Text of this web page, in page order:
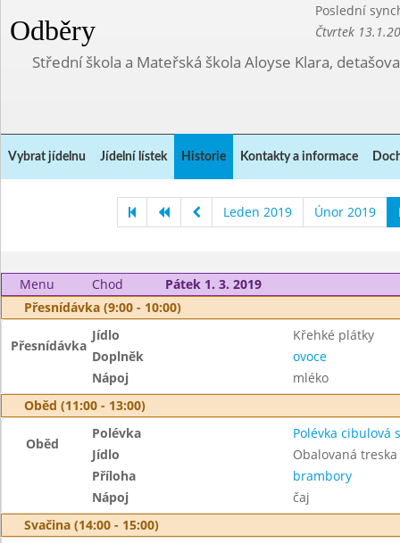
Odběry
Poslední
Čtvrtek
Střední škola a Mateřská škola Aloyse Klara,
Vybrat jídelnu Jídelní lístek Historie Kontakty a informace
Leden 2019 Únor 2019
Menu Chod
Pátek 1. 3. 2019
Přesnídávka (9:00 - 10:00)
Přesnídávka
Jídlo
Křehké plátky
Doplněk
ovoce
Nápoj
mléko
Oběd (11:00 - 13:00)
Oběd
Polévka
Polévka cibulová
Jídlo
Obalovaná
Příloha
brambory
Nápoj
čaj
Svačina (14:00 - 15:00)